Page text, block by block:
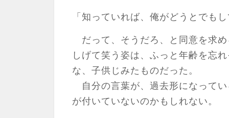
「知っていれば、俺がどうとでも
だって、そうだろ、と同意を求
しげて笑う姿は、ふっと年齢を忘
な、子供じみたものだった。
自分の言葉が、過去形になって
が付いていないのかもしれない。